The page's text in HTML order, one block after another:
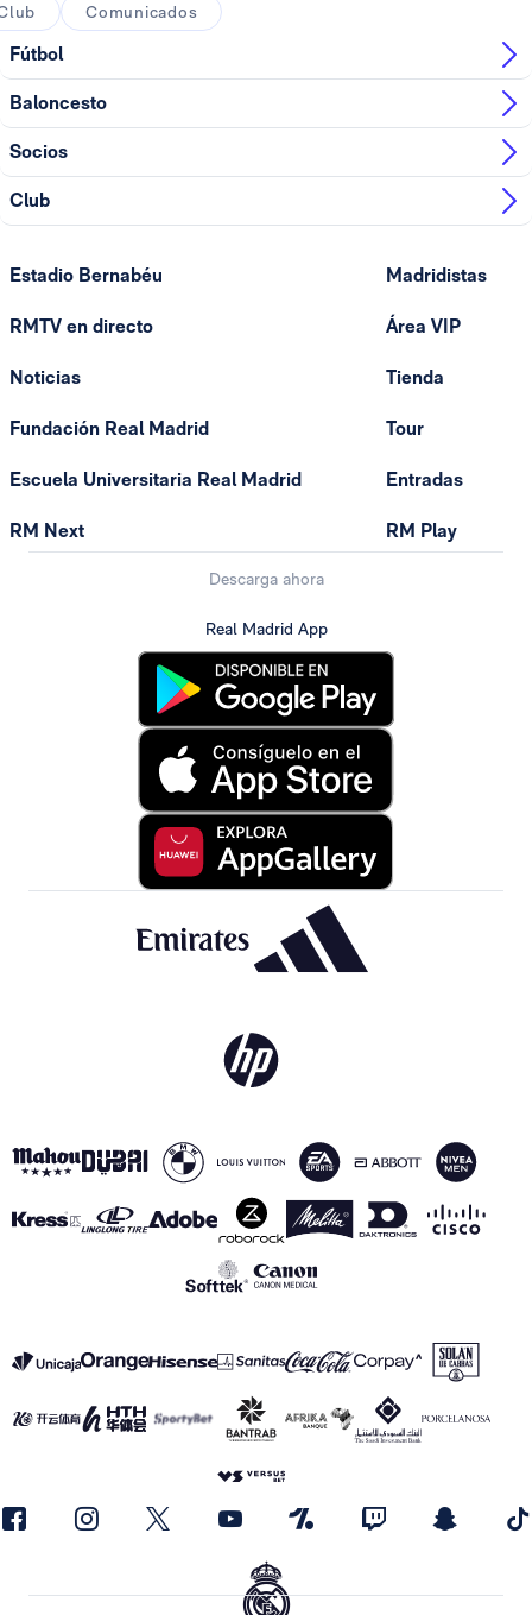
Comunicados
Fútbol
Baloncesto
Socios
Club
Estadio Bernabéu
RMTV en directo
Noticias
Fundación Real Madrid
Escuela Universitaria Real Madrid
RM Next
Madridistas
Área VIP
Tienda
Tour
Entradas
RM Play
Descarga ahora
Real Madrid App